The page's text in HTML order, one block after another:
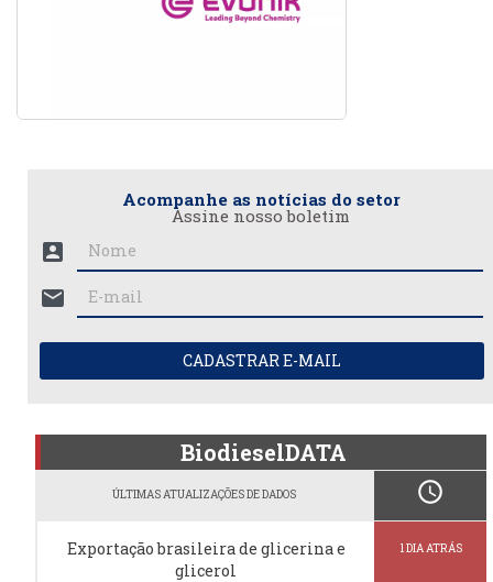
Acompanhe as notícias do setor
Assine nosso boletim
account_box
mail
CADASTRAR E-MAIL
BiodieselDATA
ÚLTIMAS ATUALIZAÇÕES DE DADOS schedule
Exportação brasileira de glicerina e
glicerol
1 DIA ATRÁS